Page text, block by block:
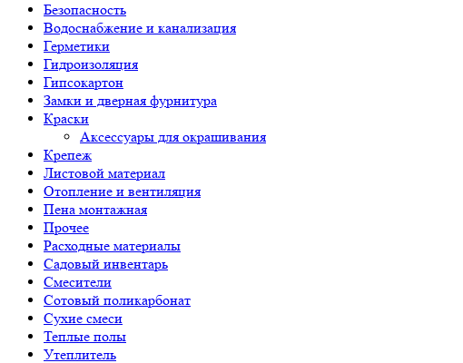
Безопасность
Водоснабжение и канализация
Герметики
Гидроизоляция
Гипсокартон
Замки и дверная фурнитура
Краски
Аксессуары для окрашивания
Крепеж
Листовой материал
Отопление и вентиляция
Пена монтажная
Прочее
Расходные материалы
Садовый инвентарь
Смесители
Сотовый поликарбонат
Сухие смеси
Теплые полы
Утеплитель